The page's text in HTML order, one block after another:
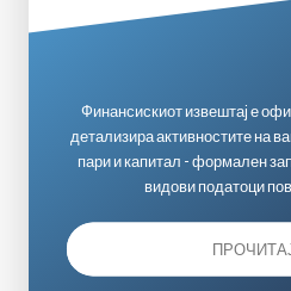
Финансискиот извештај е
детализира активностите на
пари и капитал - формален
видови податоци